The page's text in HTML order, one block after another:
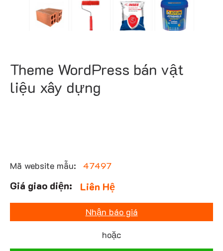
Theme WordPress bán vật
liệu xây dựng
Mã website mẫu: 47497
Liên Hệ
Nhận báo giá
hoặc